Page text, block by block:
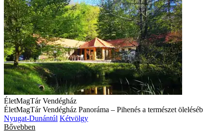
ÉletMagTár Vendégház
ÉletMagTár Vendégház Panoráma – Pihenés a természet öleléséb
Nyugat-Dunántúl Kétvölgy
Bővebben